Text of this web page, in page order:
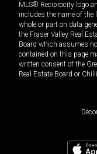
MLS® Reciprocity logo
includes the name of
whole or part on data
the Fraser Valley Real
Board which assumes
contained on this page
written consent of the
Real Estate Board or